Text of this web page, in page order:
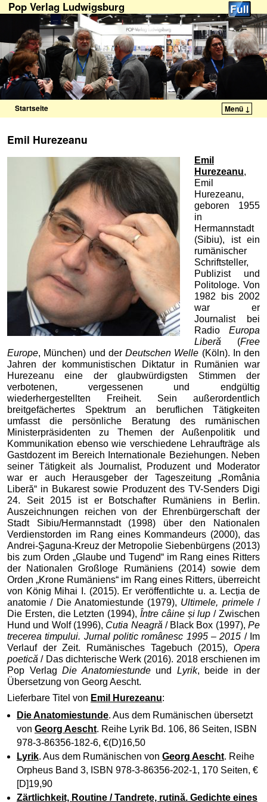
Pop Verlag Ludwigsburg
Startseite Menü ↓
Emil Hurezeanu
Emil
Hurezeanu,
Emil
Hurezeanu,
geboren 1955
in
Hermannstadt
(Sibiu), ist ein
rumänischer
Schriftsteller,
Publizist und
Politologe. Von
1982 bis 2002
war er
Journalist bei
Radio Europa
Liberă (Free
Europe, München) und der Deutschen Welle (Köln). In den
Jahren der kommunistischen Diktatur in Rumänien war
Hurezeanu eine der glaubwürdigsten Stimmen der
verbotenen, vergessenen und endgültig
wiederhergestellten Freiheit. Sein außerordentlich
breitgefächertes Spektrum an beruflichen Tätigkeiten
umfasst die persönliche Beratung des rumänischen
Ministerpräsidenten zu Themen der Außenpolitik und
Kommunikation ebenso wie verschiedene Lehraufträge als
Gastdozent im Bereich Internationale Beziehungen. Neben
seiner Tätigkeit als Journalist, Produzent und Moderator
war er auch Herausgeber der Tageszeitung „România
Liberă“ in Bukarest sowie Produzent des TV-Senders Digi
24. Seit 2015 ist er Botschafter Rumäniens in Berlin.
Auszeichnungen reichen von der Ehrenbürgerschaft der
Stadt Sibiu/Hermannstadt (1998) über den Nationalen
Verdienstorden im Rang eines Kommandeurs (2000), das
Andrei-Şaguna-Kreuz der Metropolie Siebenbürgens (2013)
bis zum Orden „Glaube und Tugend“ im Rang eines Ritters
der Nationalen Großloge Rumäniens (2014) sowie dem
Orden „Krone Rumäniens“ im Rang eines Ritters, überreicht
von König Mihai I. (2015). Er veröffentlichte u. a. Lecția de
anatomie / Die Anatomiestunde (1979), Ultimele, primele/
Die Ersten, die Letzten (1994), Între câine și lup / Zwischen
Hund und Wolf (1996), Cutia Neagră / Black Box (1997),Pe
trecerea timpului. Jurnal politic românesc 1995 – 2015 / Im
Verlauf der Zeit. Rumänisches Tagebuch (2015), Opera
poetică / Das dichterische Werk (2016). 2018 erschienen im
Pop Verlag Die Anatomiestundeund Lyrik, beide in der
Übersetzung von Georg Aescht.
Lieferbare Titel von Emil Hurezeanu:
Die Anatomiestunde. Aus dem Rumänischen übersetzt
von Georg Aescht. Reihe Lyrik Bd. 106, 86 Seiten, ISBN
978-3-86356-182-6, €(D)16,50
Lyrik. Aus dem Rumänischen von Georg Aescht. Reihe
Orpheus Band 3, ISBN 978-3-86356-202-1, 170 Seiten, €
[D]19,90
Zärtlichkeit, Routine / Tandrețe, rutină. Gedichte eines